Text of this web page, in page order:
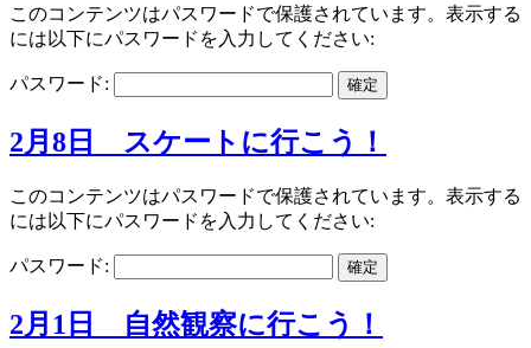
このコンテンツはパスワードで保護されています。表示する
には以下にパスワードを入力してください:
パスワード:
2月8日 スケートに行こう！
このコンテンツはパスワードで保護されています。表示する
には以下にパスワードを入力してください:
パスワード:
2月1日 自然観察に行こう！